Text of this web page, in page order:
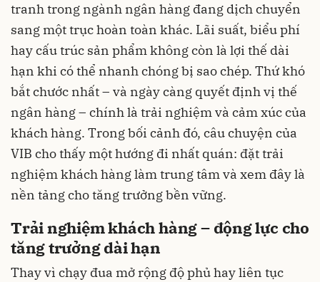
tranh trong ngành ngân hàng đang dịch chuyển
sang một trục hoàn toàn khác. Lãi suất, biểu phí
hay cấu trúc sản phẩm không còn là lợi thế dài
hạn khi có thể nhanh chóng bị sao chép. Thứ khó
bắt chước nhất – và ngày càng quyết định vị thế
ngân hàng – chính là trải nghiệm và cảm xúc của
khách hàng. Trong bối cảnh đó, câu chuyện của
VIB cho thấy một hướng đi nhất quán: đặt trải
nghiệm khách hàng làm trung tâm và xem đây là
nền tảng cho tăng trưởng bền vững.
Trải nghiệm khách hàng – động lực cho
tăng trưởng dài hạn
Thay vì chạy đua mở rộng độ phủ hay liên tục